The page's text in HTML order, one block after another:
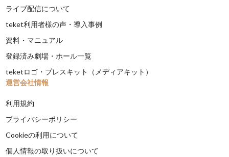
ライブ配信について
teket利用者様の声・導入事例
資料・マニュアル
登録済み劇場・ホール一覧
teketロゴ・プレスキット（メディアキット）
運営会社情報
利用規約
プライバシーポリシー
Cookieの利用について
個人情報の取り扱いについて